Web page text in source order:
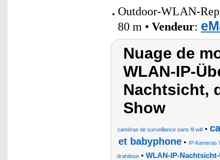
Outdoor-WLAN-
80 m • Vendeur:
Nuage de
WLAN-IP-
Nachtsicht,
Show
caméras de surveillance sans fil wifi •
et babyphone• IP-Kameras
drahtlose • WLAN-IP-